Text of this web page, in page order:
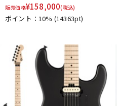
販売価格¥158,000(税込)
ポイント：10% (14363pt)